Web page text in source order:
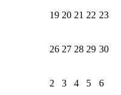
19 20 21 22 23
26 27 28 29 30
2 3 4 5 6